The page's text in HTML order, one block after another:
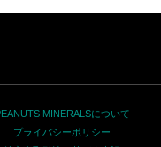
MINERALSについて
プライバシーポリシー